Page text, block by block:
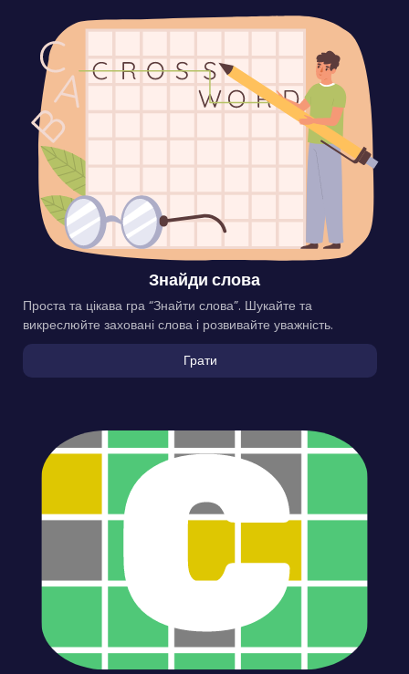
Знайди слова
Проста та цікава гра “Знайти слова”. Шукайте та
викреслюйте заховані слова і розвивайте уважність.
Грати